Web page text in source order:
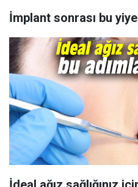
İmplant sonrası bu